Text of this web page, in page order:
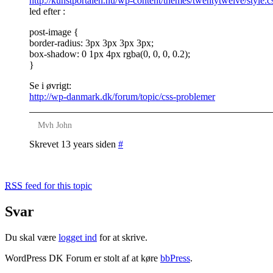
led efter :
post-image {
border-radius: 3px 3px 3px 3px;
box-shadow: 0 1px 4px rgba(0, 0, 0, 0.2);
}
Se i øvrigt:
http://wp-danmark.dk/forum/topic/css-problemer
Mvh John
Skrevet 13 years siden #
RSS feed for this topic
Svar
Du skal være logget ind for at skrive.
WordPress DK Forum er stolt af at køre bbPress.